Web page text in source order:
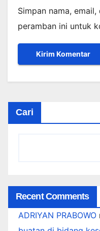
Simpan nama,
peramban ini untuk
Cari
Recent Comments
ADRIYAN PRABOWO